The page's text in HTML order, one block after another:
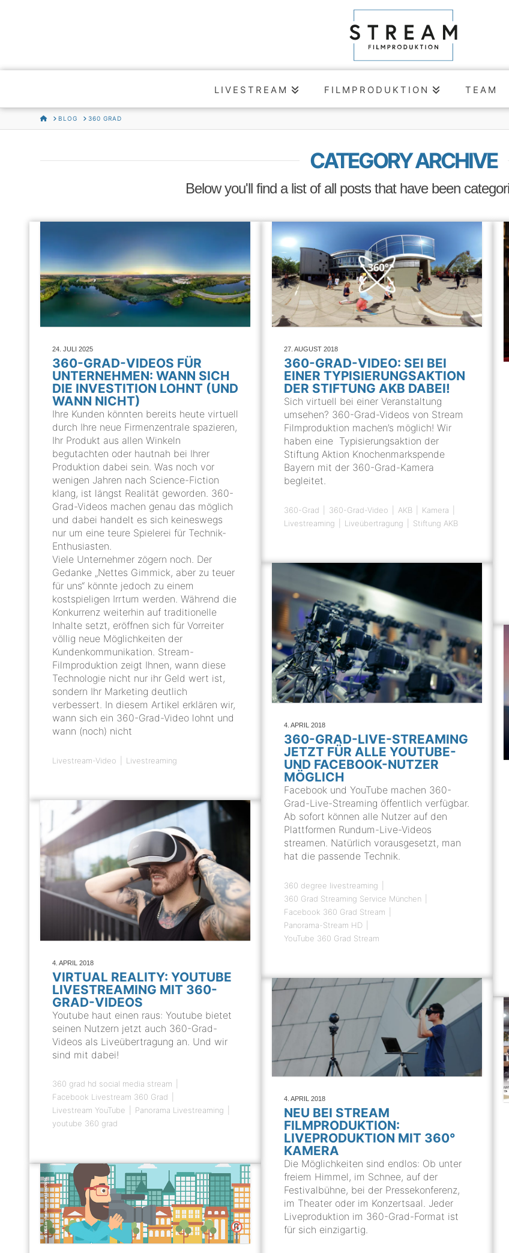
LIVESTREAM FILMPRODUKTION TEAM
HOMEBLOG 360 GRAD
CATEGORY ARCHIVE
Below you'll find a list of all posts that have been
24. JULI 2025
360-GRAD-VIDEOS FÜR
UNTERNEHMEN: WANN SICH
DIE INVESTITION LOHNT (UND
WANN NICHT)
Ihre Kunden könnten bereits heute virtuell
durch Ihre neue Firmenzentrale spazieren,
Ihr Produkt aus allen Winkeln
begutachten oder hautnah bei Ihrer
Produktion dabei sein. Was noch vor
wenigen Jahren nach Science-Fiction
klang, ist längst Realität geworden. 360-
Grad-Videos machen genau das möglich
und dabei handelt es sich keineswegs
nur um eine teure Spielerei für Technik-
Enthusiasten.
Viele Unternehmer zögern noch. Der
Gedanke „Nettes Gimmick, aber zu teuer
für uns“ könnte jedoch zu einem
kostspieligen Irrtum werden. Während die
Konkurrenz weiterhin auf traditionelle
Inhalte setzt, eröffnen sich für Vorreiter
völlig neue Möglichkeiten der
Kundenkommunikation. Stream-
Filmproduktion zeigt Ihnen, wann diese
Technologie nicht nur ihr Geld wert ist,
sondern Ihr Marketing deutlich
verbessert. In diesem Artikel erklären wir,
wann sich ein 360-Grad-Video lohnt und
wann (noch) nicht
Livestream-Video Livestreaming
27. AUGUST 2018
360-GRAD-VIDEO: SEI BEI
EINER TYPISIERUNGSAKTION
DER STIFTUNG AKB DABEI!
Sich virtuell bei einer Veranstaltung
umsehen? 360-Grad-Videos von Stream
Filmproduktion machen’s möglich! Wir
haben eine Typisierungsaktion der
Stiftung Aktion Knochenmarkspende
Bayern mit der 360-Grad-Kamera
begleitet.
360-Grad 360-Grad-Video AKB
Kamera
Livestreaming
Liveübertragung Stiftung AKB
4. APRIL 2018
360-GRAD-LIVE-STREAMING
JETZT FÜR ALLE YOUTUBE-
UND FACEBOOK-NUTZER
MÖGLICH
Facebook und YouTube machen 360-
Grad-Live-Streaming öffentlich verfügbar.
Ab sofort können alle Nutzer auf den
Plattformen Rundum-Live-Videos
streamen. Natürlich vorausgesetzt, man
hat die passende Technik.
360 degree livestreaming
360 Grad Streaming Service München
Facebook 360 Grad Stream
Panorama-Stream HD
YouTube 360 Grad Stream
4. APRIL 2018
VIRTUAL REALITY: YOUTUBE
LIVESTREAMING MIT 360-
GRAD-VIDEOS
Youtube haut einen raus: Youtube bietet
seinen Nutzern jetzt auch 360-Grad-
Videos als Liveübertragung an. Und wir
sind mit dabei!
360 grad hd social media stream
Facebook Livestream 360 Grad
Livestream YouTube
Panorama Livestreaming
youtube 360 grad
4. APRIL 2018
NEU BEI STREAM
FILMPRODUKTION:
LIVEPRODUKTION MIT 360°
KAMERA
Die Möglichkeiten sind endlos: Ob unter
freiem Himmel, im Schnee, auf der
Festivalbühne, bei der Pressekonferenz,
im Theater oder im Konzertsaal. Jeder
Liveproduktion im 360-Grad-Format ist
für sich einzigartig.